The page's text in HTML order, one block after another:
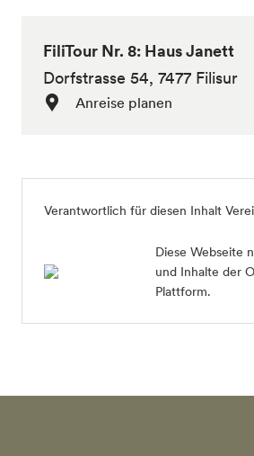
FiliTour Nr. 8: Haus Janett
Dorfstrasse 54, 7477 Filisur
Anreise planen
Verantwortlich für diesen Inhalt
Diese Webseite
und Inhalte der
Plattform.